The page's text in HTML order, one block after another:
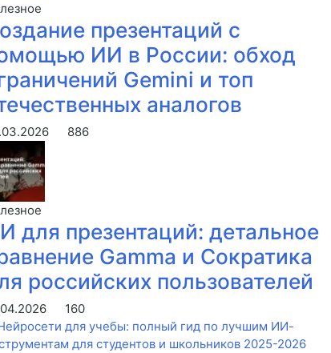
}
презентаций с
ИИ в России: обход
Gemini и топ
аналогов
886
для презентаций: детальное
Gamma и Сократика
российских пользователей
160